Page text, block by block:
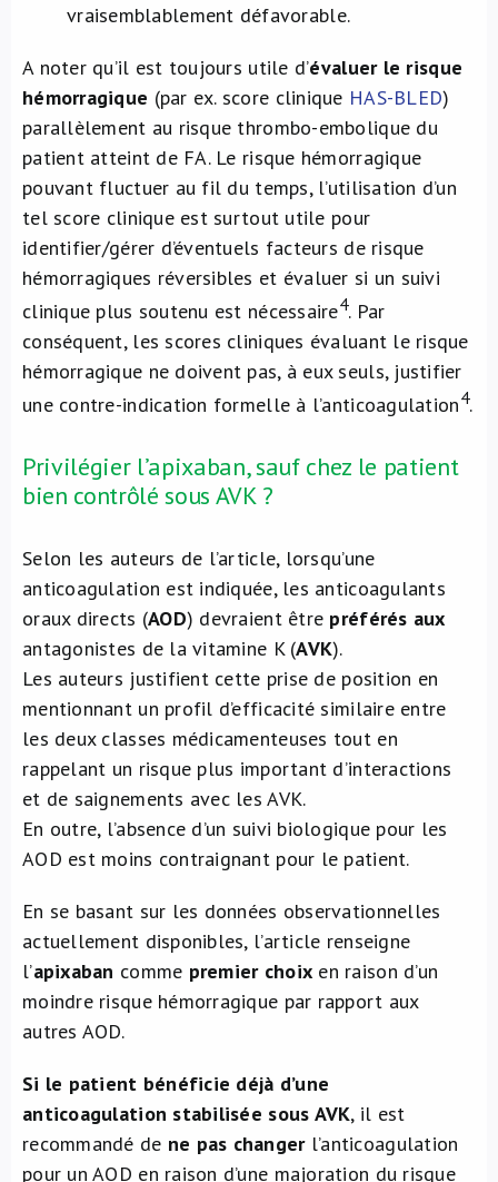
vraisemblablement défavorable.
A noter qu’il est toujours utile d’évaluer le risque
hémorragique (par ex. score clinique HAS-BLED)
parallèlement au risque thrombo-embolique du
patient atteint de FA. Le risque hémorragique
pouvant fluctuer au fil du temps, l’utilisation d’un
tel score clinique est surtout utile pour
identifier/gérer d’éventuels facteurs de risque
hémorragiques réversibles et évaluer si un suivi
clinique plus soutenu est nécessaire4. Par
conséquent, les scores cliniques évaluant le risque
hémorragique ne doivent pas, à eux seuls, justifier
une contre-indication formelle à l’anticoagulation4.
Privilégier l’apixaban, sauf chez le patient
bien contrôlé sous AVK ?
Selon les auteurs de l’article, lorsqu’une
anticoagulation est indiquée, les anticoagulants
oraux directs (AOD) devraient être préférés aux
antagonistes de la vitamine K (AVK).
Les auteurs justifient cette prise de position en
mentionnant un profil d’efficacité similaire entre
les deux classes médicamenteuses tout en
rappelant un risque plus important d’interactions
et de saignements avec les AVK.
En outre, l’absence d’un suivi biologique pour les
AOD est moins contraignant pour le patient.
En se basant sur les données observationnelles
actuellement disponibles, l’article renseigne
l’apixaban comme premier choix en raison d’un
moindre risque hémorragique par rapport aux
autres AOD.
Si le patient bénéficie déjà d’une
anticoagulation stabilisée sous AVK, il est
recommandé de ne pas changerl’anticoagulation
pour un AOD en raison d’une majoration du risque